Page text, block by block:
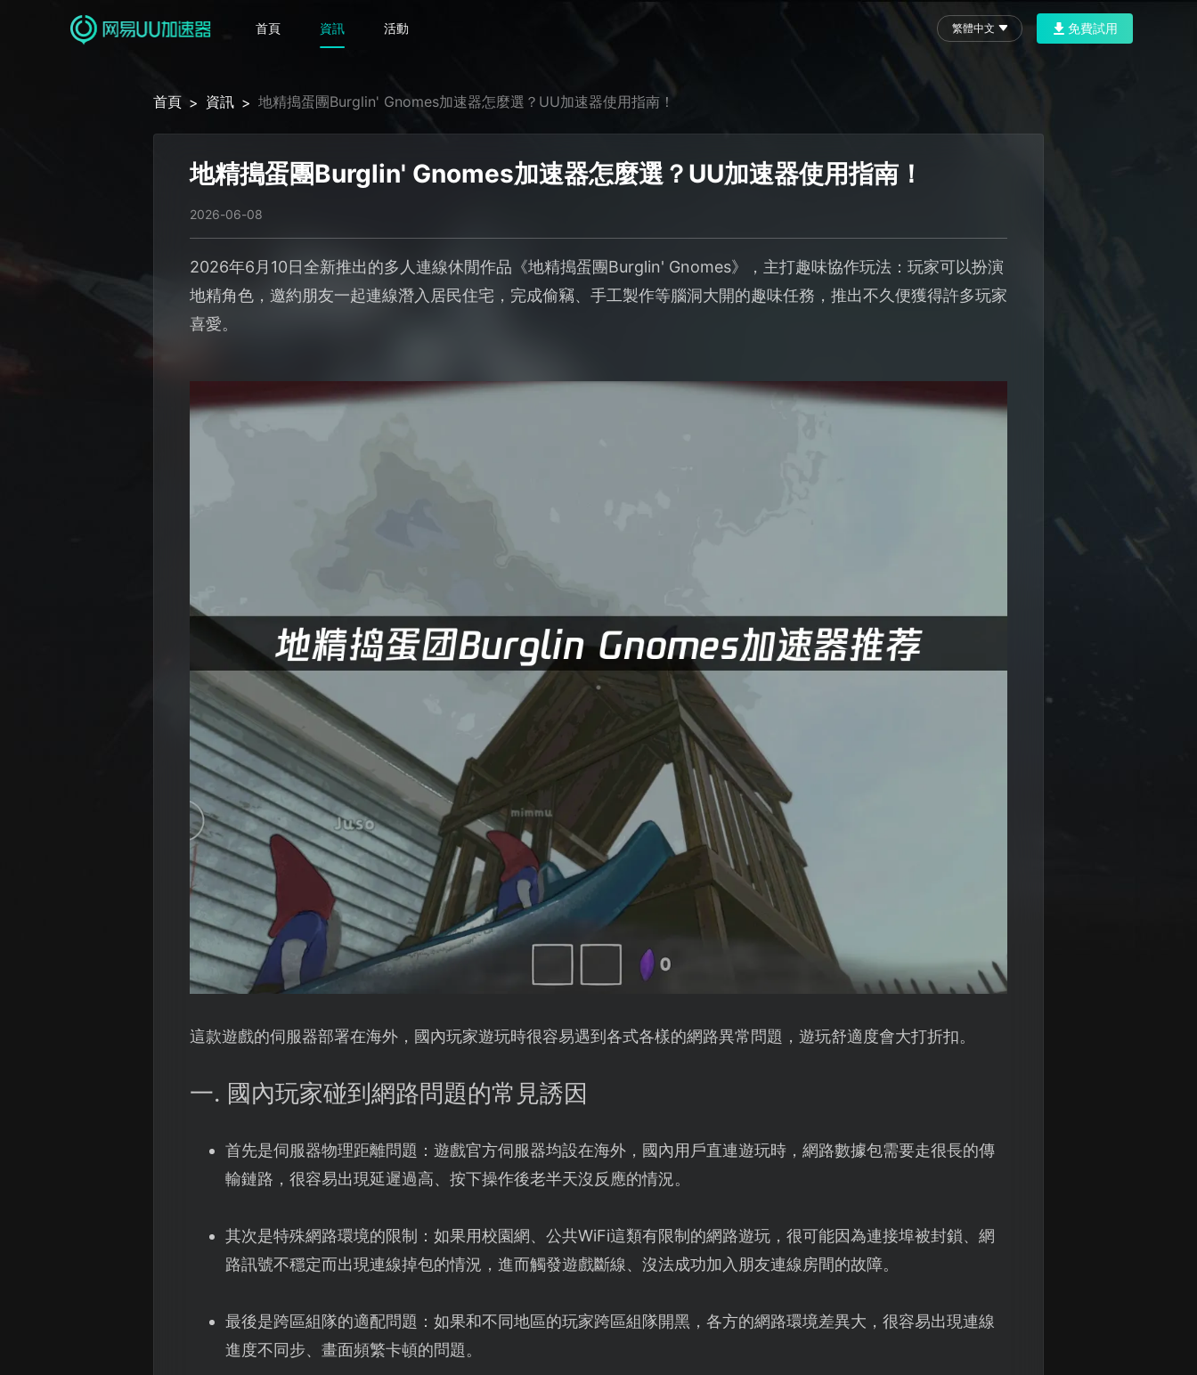
首頁 資訊 活動 繁體中文 免費試用
首頁 > 資訊 > 地精搗蛋團Burglin' Gnomes加速器怎麼選？UU加速器使用指南！
地精搗蛋團Burglin' Gnomes加速器怎麼選？UU加速器使用指南！
2026-06-08
2026年6月10日全新推出的多人連線休閒作品《地精搗蛋團Burglin' Gnomes》，主打趣味協作玩法：玩家可以扮演
地精角色，邀約朋友一起連線潛入居民住宅，完成偷竊、手工製作等腦洞大開的趣味任務，推出不久便獲得許多玩家
喜愛。
這款遊戲的伺服器部署在海外，國內玩家遊玩時很容易遇到各式各樣的網路異常問題，遊玩舒適度會大打折扣。
一. 國內玩家碰到網路問題的常見誘因
首先是伺服器物理距離問題：遊戲官方伺服器均設在海外，國內用戶直連遊玩時，網路數據包需要走很長的傳
輸鏈路，很容易出現延遲過高、按下操作後老半天沒反應的情況。
其次是特殊網路環境的限制：如果用校園網、公共WiFi這類有限制的網路遊玩，很可能因為連接埠被封鎖、網
路訊號不穩定而出現連線掉包的情況，進而觸發遊戲斷線、沒法成功加入朋友連線房間的故障。
最後是跨區組隊的適配問題：如果和不同地區的玩家跨區組隊開黑，各方的網路環境差異大，很容易出現連線
進度不同步、畫面頻繁卡頓的問題。